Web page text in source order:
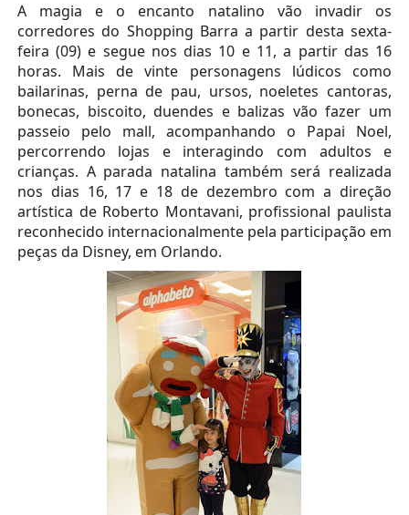
A magia e o encanto natalino vão invadir os
corredores do Shopping Barra a partir desta sexta-
feira (09) e segue nos dias 10 e 11, a partir das 16
horas. Mais de vinte personagens lúdicos como
bailarinas, perna de pau, ursos, noeletes cantoras,
bonecas, biscoito, duendes e balizas vão fazer um
passeio pelo mall, acompanhando o Papai Noel,
percorrendo lojas e interagindo com adultos e
crianças. A parada natalina também será realizada
nos dias 16, 17 e 18 de dezembro com a direção
artística deRoberto Montavani, profissional paulista
reconhecido internacionalmente pela participação em
peças da Disney, em Orlando.